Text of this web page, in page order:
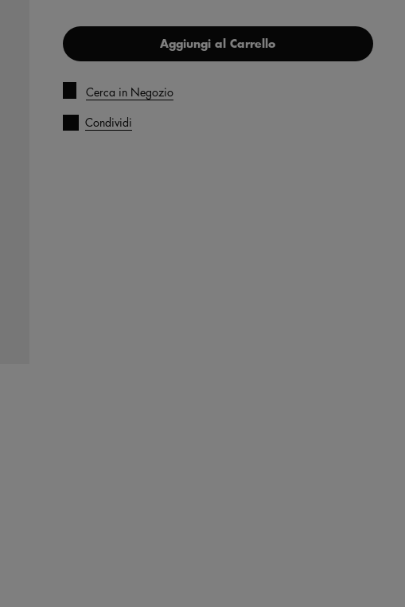
Aggiungi al Carrello
Cerca in Negozio
Condividi